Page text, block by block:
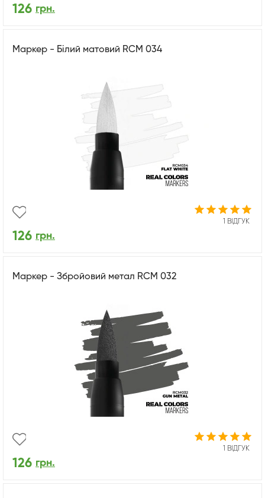
126 грн.
Маркер - Білий матовий RCM 034
1 ВІДГУК
126 грн.
Маркер - Збройовий метал RCM 032
1 ВІДГУК
126 грн.